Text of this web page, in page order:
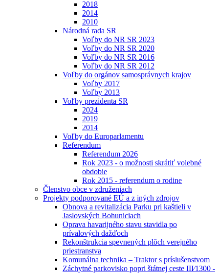
2018
2014
2010
Národná rada SR
Voľby do NR SR 2023
Voľby do NR SR 2020
Voľby do NR SR 2016
Voľby do NR SR 2012
Voľby do orgánov samosprávnych krajov
Voľby 2017
Voľby 2013
Voľby prezidenta SR
2024
2019
2014
Voľby do Europarlamentu
Referendum
Referendum 2026
Rok 2023 - o možnosti skrátiť volebné
obdobie
Rok 2015 - referendum o rodine
Členstvo obce v združeniach
Projekty podporované EÚ a z iných zdrojov
Obnova a revitalizácia Parku pri kaštieli v
Jaslovských Bohuniciach
Oprava havarijného stavu stavidla po
prívalových dažďoch
Rekonštrukcia spevnených plôch verejného
priestranstva
Komunálna technika – Traktor s príslušenstvom
Záchytné parkovisko popri štátnej ceste III⁄1300 -